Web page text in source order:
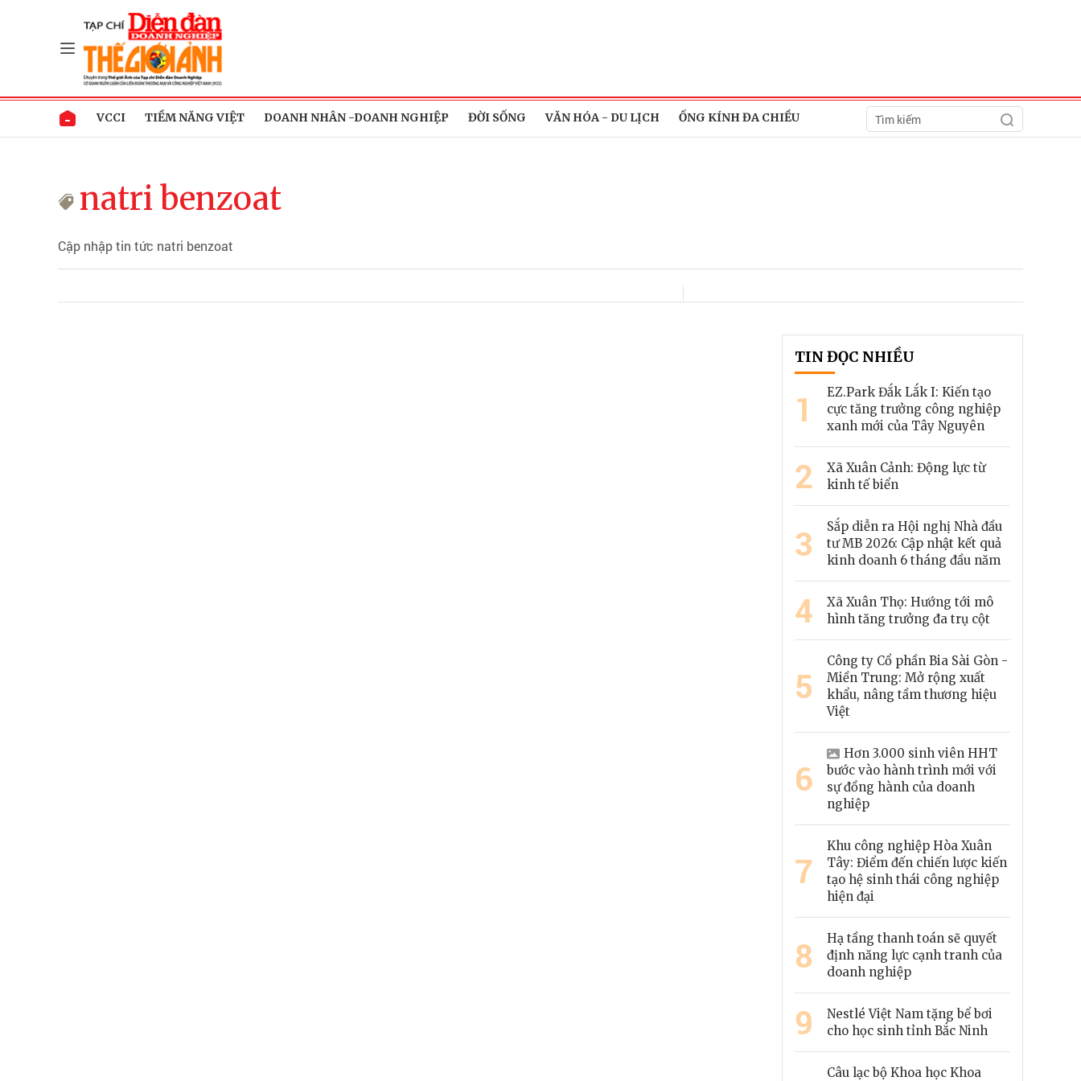
VCCI TIỀM NĂNG VIỆT DOANH NHÂN -DOANH NGHIỆP ĐỜI SỐNG VĂN HÓA - DU LỊCH ỐNG KÍNH ĐA CHIỀU
natri benzoat
Cập nhập tin tức natri benzoat
TIN ĐỌC NHIỀU
1
EZ.Park Đắk Lắk I: Kiến tạo
cực tăng trưởng công nghiệp
xanh mới của Tây Nguyên
2
Xã Xuân Cảnh: Động lực từ
kinh tế biển
3
Sắp diễn ra Hội nghị Nhà đầu
tư MB 2026: Cập nhật kết quả
kinh doanh 6 tháng đầu năm
4
Xã Xuân Thọ: Hướng tới mô
hình tăng trưởng đa trụ cột
5
Công ty Cổ phần Bia Sài Gòn -
Miền Trung: Mở rộng xuất
khẩu, nâng tầm thương hiệu
Việt
6
Hơn 3.000 sinh viên HHT
bước vào hành trình mới với
sự đồng hành của doanh
nghiệp
7
Khu công nghiệp Hòa Xuân
Tây: Điểm đến chiến lược kiến
tạo hệ sinh thái công nghiệp
hiện đại
8
Hạ tầng thanh toán sẽ quyết
định năng lực cạnh tranh của
doanh nghiệp
9
Nestlé Việt Nam tặng bể bơi
cho học sinh tỉnh Bắc Ninh
Câu lạc bộ Khoa học Khoa